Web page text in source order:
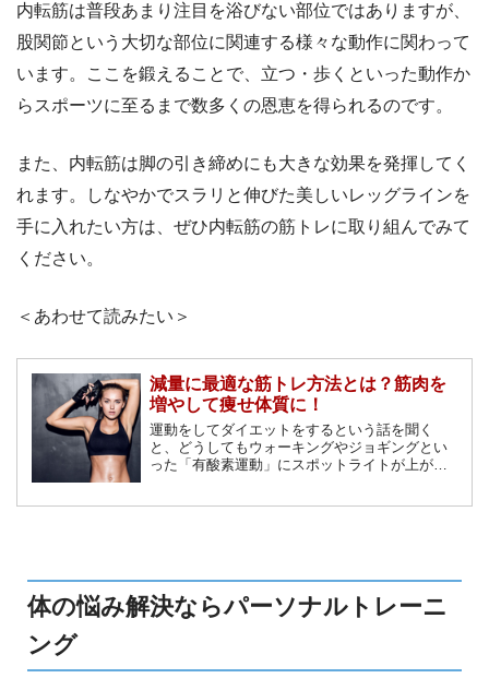
内転筋は普段あまり注目を浴びない部位ではありますが、
股関節という大切な部位に関連する様々な動作に関わって
います。ここを鍛えることで、立つ・歩くといった動作か
らスポーツに至るまで数多くの恩恵を得られるのです。
また、内転筋は脚の引き締めにも大きな効果を発揮してく
れます。しなやかでスラリと伸びた美しいレッグラインを
手に入れたい方は、ぜひ内転筋の筋トレに取り組んでみて
ください。
＜あわせて読みたい＞
減量に最適な筋トレ方法とは？筋肉を
増やして痩せ体質に！
運動をしてダイエットをするという話を聞く
と、どうしてもウォーキングやジョギングとい
った「有酸素運動」にスポットライトが上がり
体の悩み解決ならパーソナルトレーニ
ング